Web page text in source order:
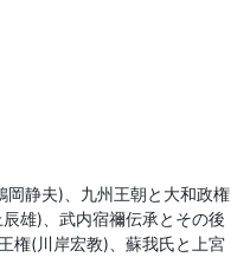
岡静夫)、九州王朝と大和政権
雄)、武内宿禰伝承とその後
権(川岸宏教)、蘇我氏と上宮